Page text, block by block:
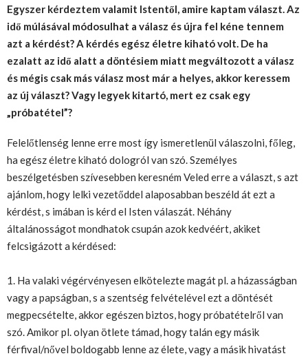
Egyszer kérdeztem valamit Istentől, amire kaptam választ. Az
idő múlásával módosulhat a válasz és újra fel kéne tennem
azt a kérdést? A kérdés egész életre kiható volt. De ha
ezalatt az idő alatt a döntésiem miatt megváltozott a válasz
és mégis csak más válasz most már a helyes, akkor keressem
az új választ? Vagy legyek kitartó, mert ez csak egy
„próbatétel”?
Felelőtlenség lenne erre most így ismeretlenül válaszolni, főleg,
ha egész életre kiható dologról van szó. Személyes
beszélgetésben szívesebben keresném Veled erre a választ, s azt
ajánlom, hogy lelki vezetőddel alaposabban beszéld át ezt a
kérdést, s imában is kérd el Isten válaszát. Néhány
általánosságot mondhatok csupán azok kedvéért, akiket
felcsigázott a kérdésed:
1. Ha valaki végérvényesen elkötelezte magát pl. a házasságban
vagy a papságban, s a szentség felvételével ezt a döntését
megpecsételte, akkor egészen biztos, hogy próbatételről van
szó. Amikor pl. olyan ötlete támad, hogy talán egy másik
férfival/nővel boldogabb lenne az élete, vagy a másik hivatást